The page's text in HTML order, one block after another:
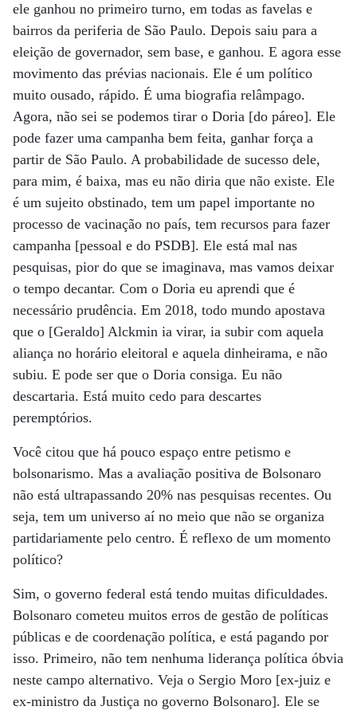
ele ganhou no primeiro turno, em todas as favelas e
bairros da periferia de São Paulo. Depois saiu para a
eleição de governador, sem base, e ganhou. E agora esse
movimento das prévias nacionais. Ele é um político
muito ousado, rápido. É uma biografia relâmpago.
Agora, não sei se podemos tirar o Doria [do páreo]. Ele
pode fazer uma campanha bem feita, ganhar força a
partir de São Paulo. A probabilidade de sucesso dele,
para mim, é baixa, mas eu não diria que não existe. Ele
é um sujeito obstinado, tem um papel importante no
processo de vacinação no país, tem recursos para fazer
campanha [pessoal e do PSDB]. Ele está mal nas
pesquisas, pior do que se imaginava, mas vamos deixar
o tempo decantar. Com o Doria eu aprendi que é
necessário prudência. Em 2018, todo mundo apostava
que o [Geraldo] Alckmin ia virar, ia subir com aquela
aliança no horário eleitoral e aquela dinheirama, e não
subiu. E pode ser que o Doria consiga. Eu não
descartaria. Está muito cedo para descartes
peremptórios.
Você citou que há pouco espaço entre petismo e
bolsonarismo. Mas a avaliação positiva de Bolsonaro
não está ultrapassando 20% nas pesquisas recentes. Ou
seja, tem um universo aí no meio que não se organiza
partidariamente pelo centro. É reflexo de um momento
político?
Sim, o governo federal está tendo muitas dificuldades.
Bolsonaro cometeu muitos erros de gestão de políticas
públicas e de coordenação política, e está pagando por
isso. Primeiro, não tem nenhuma liderança política óbvia
neste campo alternativo. Veja o Sergio Moro [ex-juiz e
ex-ministro da Justiça no governo Bolsonaro]. Ele se